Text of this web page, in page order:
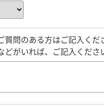
質問のある方はご記入くだ
がいれば、ご記入くださ